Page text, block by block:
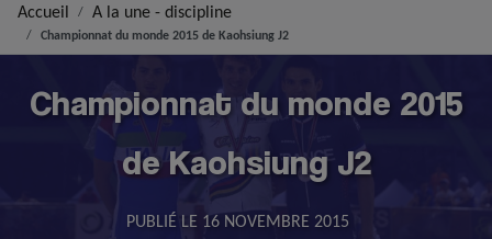
Accueil A la une - discipline
Championnat du monde 2015 de Kaohsiung J2
Championnat du monde 2015
de Kaohsiung J2
PUBLIÉ LE 16 NOVEMBRE 2015